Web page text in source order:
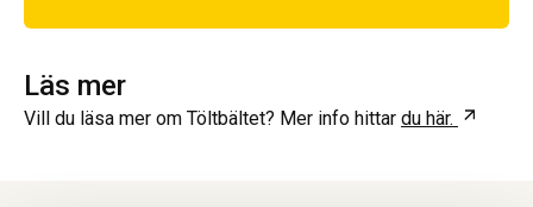
Läs mer
Vill du läsa mer om Töltbältet? Mer info hittar du här.